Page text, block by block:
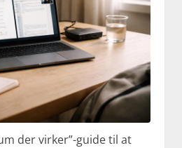
der virker”-guide til at